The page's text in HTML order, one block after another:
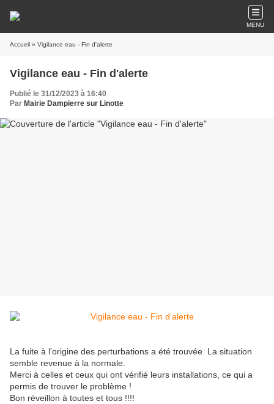
MENU
Accueil » Vigilance eau - Fin d'alerte
Vigilance eau - Fin d'alerte
Publié le 31/12/2023 à 16:40
Par Mairie Dampierre sur Linotte
La fuite à l'origine des perturbations a été trouvée. La situation
semble revenue à la normale.
Merci à celles et ceux qui ont vérifié leurs installations, ce qui a
permis de trouver le problème !
Bon réveillon à toutes et tous !!!!